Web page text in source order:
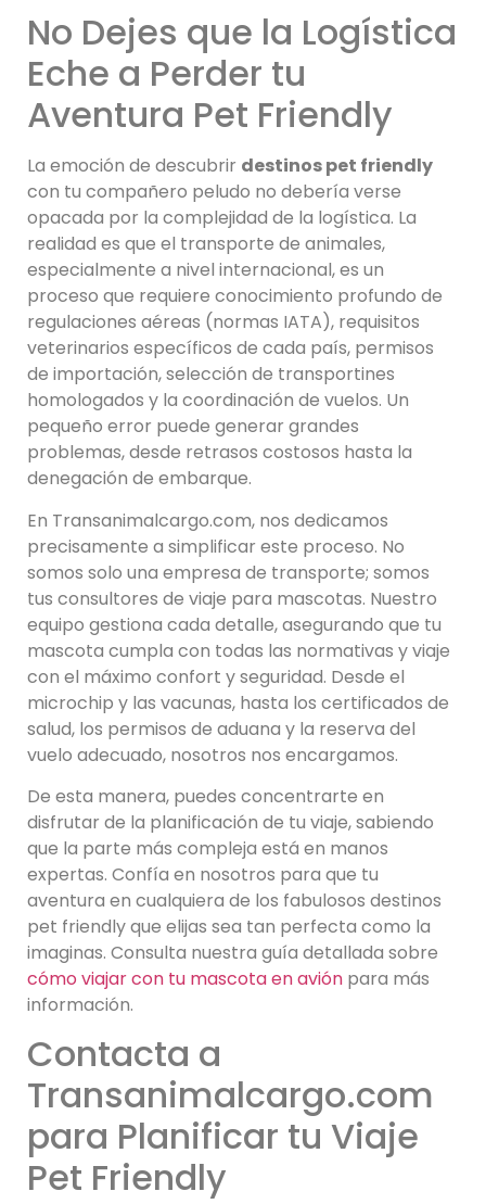
No Dejes que la Logística
Eche a Perder tu
Aventura Pet Friendly
La emoción de descubrir destinos pet friendly
con tu compañero peludo no debería verse
opacada por la complejidad de la logística. La
realidad es que el transporte de animales,
especialmente a nivel internacional, es un
proceso que requiere conocimiento profundo de
regulaciones aéreas (normas IATA), requisitos
veterinarios específicos de cada país, permisos
de importación, selección de transportines
homologados y la coordinación de vuelos. Un
pequeño error puede generar grandes
problemas, desde retrasos costosos hasta la
denegación de embarque.
En Transanimalcargo.com, nos dedicamos
precisamente a simplificar este proceso. No
somos solo una empresa de transporte; somos
tus consultores de viaje para mascotas. Nuestro
equipo gestiona cada detalle, asegurando que tu
mascota cumpla con todas las normativas y viaje
con el máximo confort y seguridad. Desde el
microchip y las vacunas, hasta los certificados de
salud, los permisos de aduana y la reserva del
vuelo adecuado, nosotros nos encargamos.
De esta manera, puedes concentrarte en
disfrutar de la planificación de tu viaje, sabiendo
que la parte más compleja está en manos
expertas. Confía en nosotros para que tu
aventura en cualquiera de los fabulosos destinos
pet friendly que elijas sea tan perfecta como la
imaginas. Consulta nuestra guía detallada sobre
cómo viajar con tu mascota en avión para más
información.
Contacta a
Transanimalcargo.com
para Planificar tu Viaje
Pet Friendly